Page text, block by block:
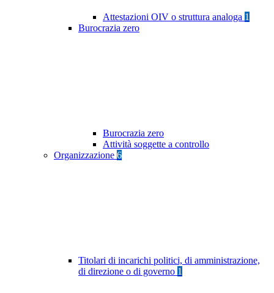
Attestazioni OIV o struttura analoga 1
Burocrazia zero
Burocrazia zero
Attività soggette a controllo
Organizzazione 6
Titolari di incarichi politici, di amministrazione,
di direzione o di governo 1